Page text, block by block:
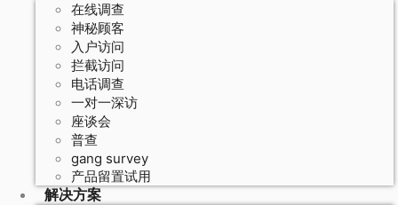
在线调查
神秘顾客
入户访问
拦截访问
电话调查
一对一深访
座谈会
普查
gang survey
产品留置试用
解决方案